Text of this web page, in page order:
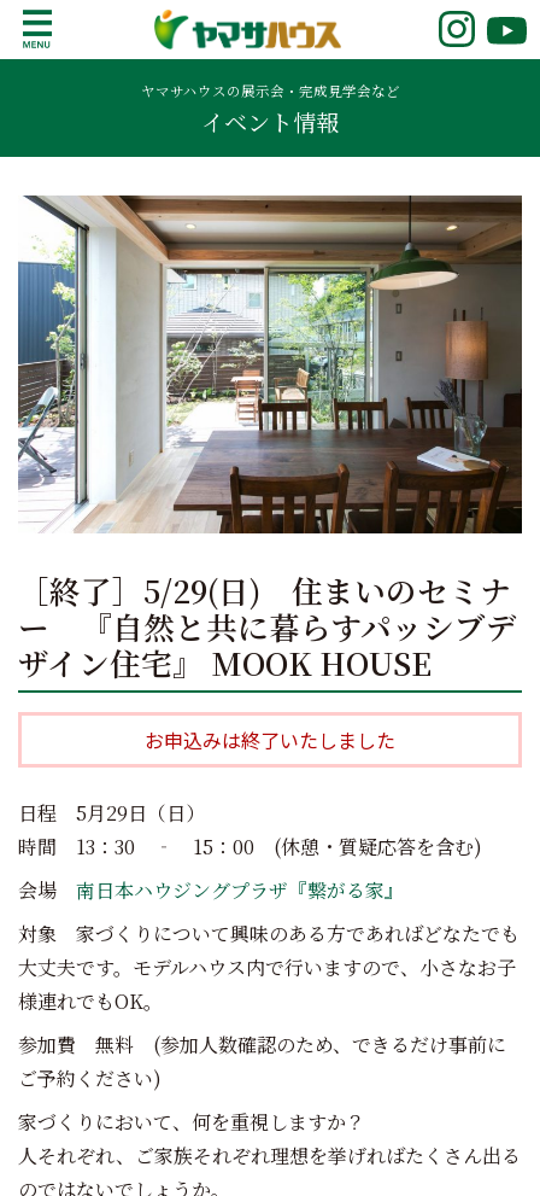
o
鹿児島で注文住宅ならヤマサハウス
新築の注文住宅や建売モデルハウスをお探し
の方はこちら。鹿児島県内で11年連続ナンバ
ーワンの実績を誇る、絆の家でおなじみの
ヤマサハウス。展示場情報や家づくりのこだ
ヤマサハウスの展示会・完成見学会など
イベント情報
［終了］5/29(日) 住まいのセミナ
ー 『自然と共に暮らすパッシブデ
ザイン住宅』 MOOK HOUSE
お申込みは終了いたしました
日程 5月29日（日）
時間 13：30 ‐ 15：00 (休憩・質疑応答を含む)
会場 南日本ハウジングプラザ『繋がる家』
対象 家づくりについて興味のある方であればどなたでも
大丈夫です。モデルハウス内で行いますので、小さなお子
様連れでもOK。
参加費 無料 (参加人数確認のため、できるだけ事前に
ご予約ください)
家づくりにおいて、何を重視しますか？
人それぞれ、ご家族それぞれ理想を挙げればたくさん出る
のではないでしょうか。